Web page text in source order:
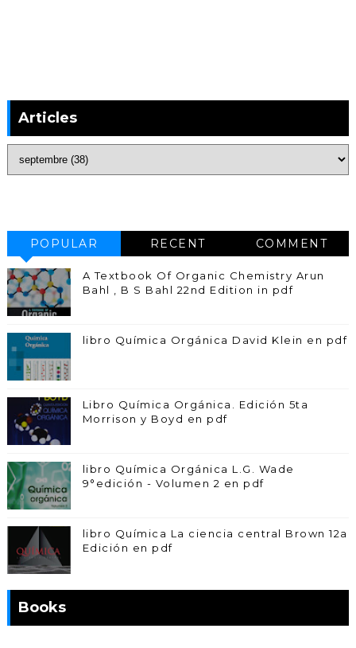
Articles
POPULAR RECENT COMMENT
A Textbook Of Organic Chemistry Arun
Bahl , B S Bahl 22nd Edition in pdf
libro Química Orgánica David Klein en pdf
Libro Química Orgánica. Edición 5ta
Morrison y Boyd en pdf
libro Química Orgánica L.G. Wade
9°edición - Volumen 2 en pdf
libro Química La ciencia central Brown 12a
Edición en pdf
Books